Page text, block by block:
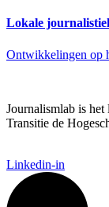
Lokale
Ontwikkelingen op
Journalismlab is
Transitie de
Linkedin-in